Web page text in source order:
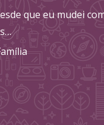
que eu mudei